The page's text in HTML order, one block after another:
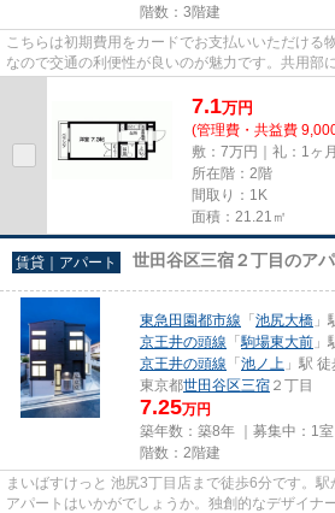
階数：3階建
こちらは初期費用をカードでお支払いいただける
なので交通の利便性が良いのが魅力です。共用部
7.1万円
(管理費・共益費
敷：7万円｜礼：1ヶ月
所在階：2階
間取り：1K
面積：21.21㎡
賃貸｜アパート 世田谷区三宿２丁目のア
東急田園都市線 「 池尻大橋 」
京王井の頭線 「駒場東大前 」
京王井の頭線 「 池ノ上 」駅
東京都世田谷区三宿 ２丁目
7.25万円
築年数：築8年 ｜募集中： 1室
階数：2階建
まいばすけっと 池尻3丁目店まで徒歩6分です。
アパートはいかがでしょうか。独創的なデザイナ